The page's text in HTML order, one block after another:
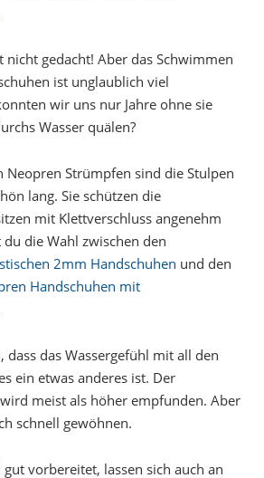
nicht gedacht! Aber das Schwimmen
ist unglaublich viel
wir uns nur Jahre ohne sie
Wasser quälen?
Neopren Strümpfen sind die Stulpen
lang. Sie schützen die
mit Klettverschluss angenehm
die Wahl zwischen den
2mm Handschuhen und den
Handschuhen mit
dass das Wassergefühl mit all den
ein etwas anderes ist. Der
meist als höher empfunden. Aber
schnell gewöhnen.
vorbereitet, lassen sich auch an